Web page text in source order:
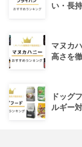
い・長
マヌカ
高さを
ドッグ
ルギー